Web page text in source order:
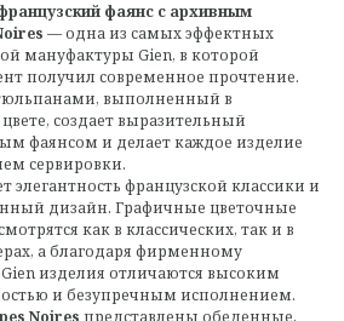
фаянс с архивным
— одна из самых эффектных
мануфактуры Gien, в которой
получил современное прочтение.
выполненный в
создает выразительный
фаянсом и делает каждое изделие
сервировки.
элегантность французской классики и
дизайн. Графичные цветочные
как в классических, так и в
а благодаря фирменному
изделия отличаются высоким
и безупречным исполнением.